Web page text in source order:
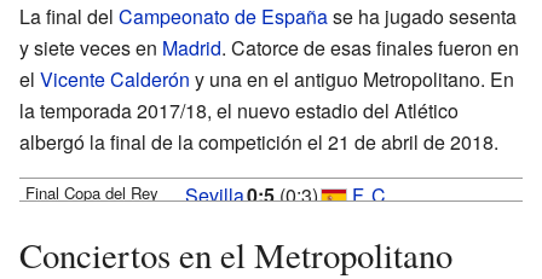
87'
Árbitro:
Damir
Skomina
La final del Campeonato de Españase ha jugado sesenta
y siete veces en Madrid. Catorce de esas finales fueron en
el Vicente Calderón y una en el antiguo Metropolitano. En
la temporada 2017/18, el nuevo estadio del Atlético
albergó la final de la competición el 21 de abril de 2018.
Final Copa del Rey
de 2018
Sevilla0:5(0:3)
F. C.
Conciertos en el Metropolitano